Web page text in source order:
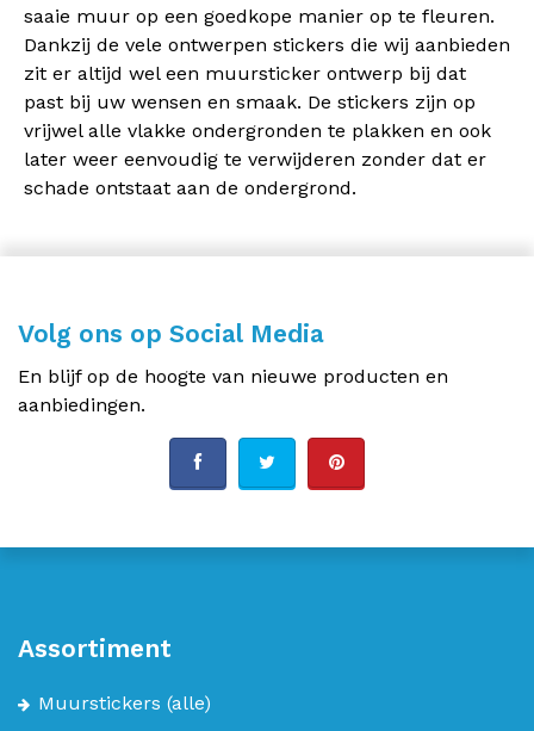
saaie muur op een goedkope manier op te fleuren.
Dankzij de vele ontwerpen stickers die wij aanbieden
zit er altijd wel een muursticker ontwerp bij dat
past bij uw wensen en smaak. De stickers zijn op
vrijwel alle vlakke ondergronden te plakken en ook
later weer eenvoudig te verwijderen zonder dat er
schade ontstaat aan de ondergrond.
Volg ons op Social Media
En blijf op de hoogte van nieuwe producten en
aanbiedingen.
Assortiment
Muurstickers (alle)